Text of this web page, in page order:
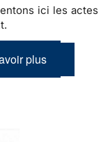
ici les
plus